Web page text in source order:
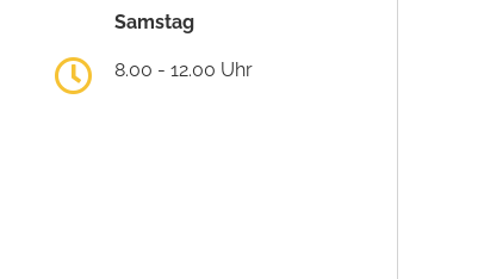
Samstag
8.00 - 12.00 Uhr